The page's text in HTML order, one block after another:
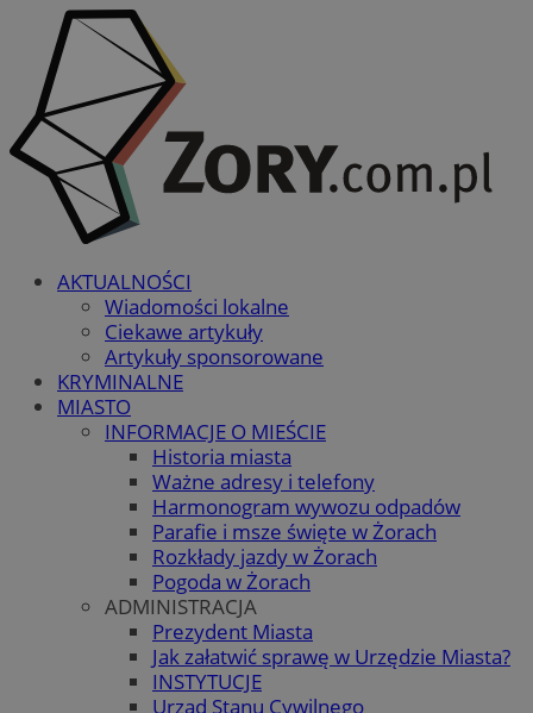
AKTUALNOŚCI
Wiadomości lokalne
Ciekawe artykuły
Artykuły sponsorowane
KRYMINALNE
MIASTO
INFORMACJE O MIEŚCIE
Historia miasta
Ważne adresy i telefony
Harmonogram wywozu odpadów
Parafie i msze święte w Żorach
Rozkłady jazdy w Żorach
Pogoda w Żorach
ADMINISTRACJA
Prezydent Miasta
Jak załatwić sprawę w Urzędzie Miasta?
INSTYTUCJE
Urząd Stanu Cywilnego